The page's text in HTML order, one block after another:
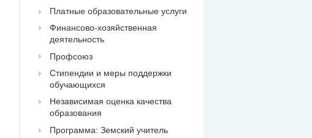
Платные образовательные услуги
Финансово-хозяйственная
деятельность
Профсоюз
Стипендии и меры поддержки
обучающихся
Независимая оценка качества
образования
Программа: Земский учитель